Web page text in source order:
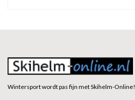
Wintersport wordt pas fijn met Skihelm-Online!